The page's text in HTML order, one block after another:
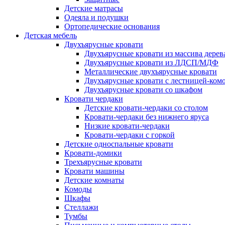
Детские матрасы
Одеяла и подушки
Ортопедические основания
Детская мебель
Двухъярусные кровати
Двухъярусные кровати из массива
Двухъярусные кровати из ЛДСП/МДФ
Металлические двухъярусные кровати
Двухъярусные кровати с лестницей-
Двухъярусные кровати со шкафом
Кровати чердаки
Детские кровати-чердаки со столом
Кровати-чердаки без нижнего яруса
Низкие кровати-чердаки
Кровати-чердаки с горкой
Детские односпальные кровати
Кровати-домики
Трехъярусные кровати
Кровати машины
Детские комнаты
Комоды
Шкафы
Стеллажи
Тумбы